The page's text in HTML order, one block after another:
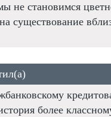
не становимся
существование
более